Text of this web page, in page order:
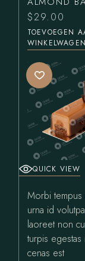
$29.00
TOEVOEGEN
WINKELWAGEN
QUICK VIEW
Morbi tempus
urna id
laoreet non
turpis egestas
cenas est